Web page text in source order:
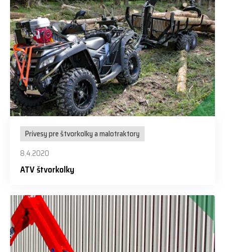
Prívesy pre štvorkolky a malotraktory
8.4.2020
ATV štvorkolky